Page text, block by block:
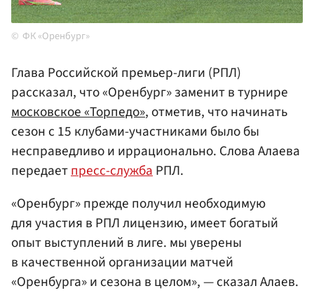
ФК «Оренбург»
Глава Российской премьер-лиги (РПЛ)
рассказал, что «Оренбург» заменит в турнире
московское «Торпедо», отметив, что начинать
сезон с 15 клубами-участниками было бы
несправедливо и иррационально. Слова Алаева
передаетпресс-службаРПЛ.
«Оренбург» прежде получил необходимую
для участия в РПЛ лицензию, имеет богатый
опыт выступлений в лиге. мы уверены
в качественной организации матчей
«Оренбурга» и сезона в целом», — сказал Алаев.